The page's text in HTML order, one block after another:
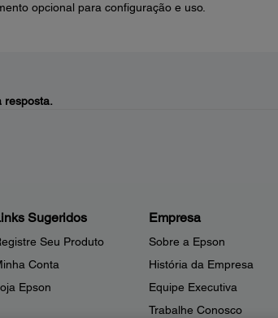
opcional para configuração e uso.
resposta.
Sugeridos
Seu Produto
Conta
Epson
Empresa
Sobre a Epson
História da Empresa
Equipe Executiva
Trabalhe Conosco